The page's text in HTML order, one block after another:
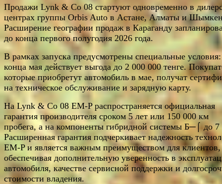
Продажи Lynk & Co 08 стартуют одновременно в
центрах группы Orbis Auto в Астане, Алматы и
Расширение географии продаж в Караганду
до конца первого полугодия 2026 года.
В рамках запуска предусмотрены специальные
конца мая действует выгода до 2 000 000 тенге.
которые приобретут автомобиль в мае, получат
на техническое обслуживание и зарядную карту.
На Lynk & Co 08 EM-P распространяется официальная
гарантия производителя сроком 5 лет или 150 000 км
пробега, а на компоненты гибридной системы Б─⌠ до 7
Расширенная гарантия подчеркивает надежность
EM-P и является важным преимуществом для клиентов,
обеспечивая дополнительную уверенность в
автомобиля, качестве сервисной поддержки и
стоимости владения.